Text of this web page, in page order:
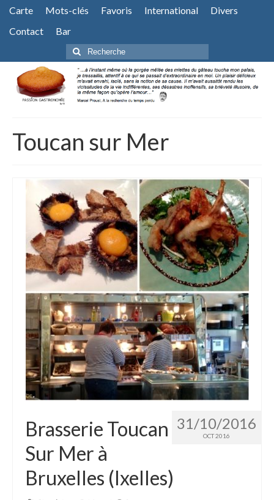
Carte Mots-clés Favoris International
Divers
Contact
Bar
Rechercher
:
Toucan sur Mer
31/10/2016
OCT 2016
Brasserie Toucan
Sur Mer à
Bruxelles (Ixelles)